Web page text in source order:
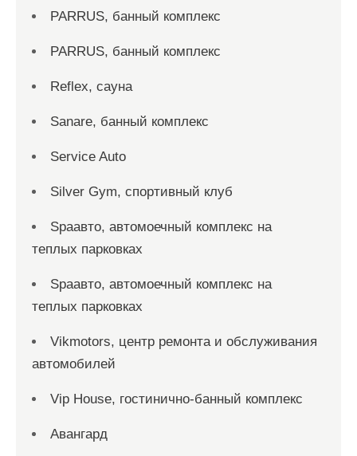
PARRUS, банный комплекс
PARRUS, банный комплекс
Reflex, сауна
Sanare, банный комплекс
Service Auto
Silver Gym, спортивный клуб
Spaавто, автомоечный комплекс на
теплых парковках
Spaавто, автомоечный комплекс на
теплых парковках
Vikmotors, центр ремонта и обслуживания
автомобилей
Vip House, гостинично-банный комплекс
Авангард